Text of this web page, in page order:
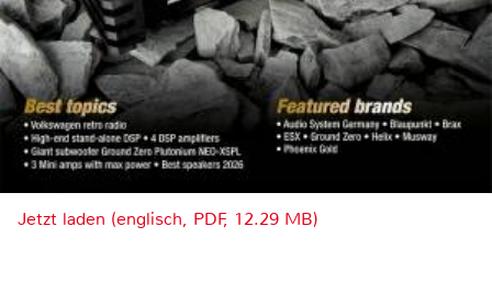
Jetzt laden (englisch, PDF, 12.29 MB)